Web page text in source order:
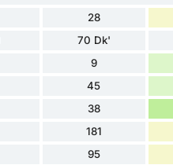
28
70 Dk'
9
45
38
181
95